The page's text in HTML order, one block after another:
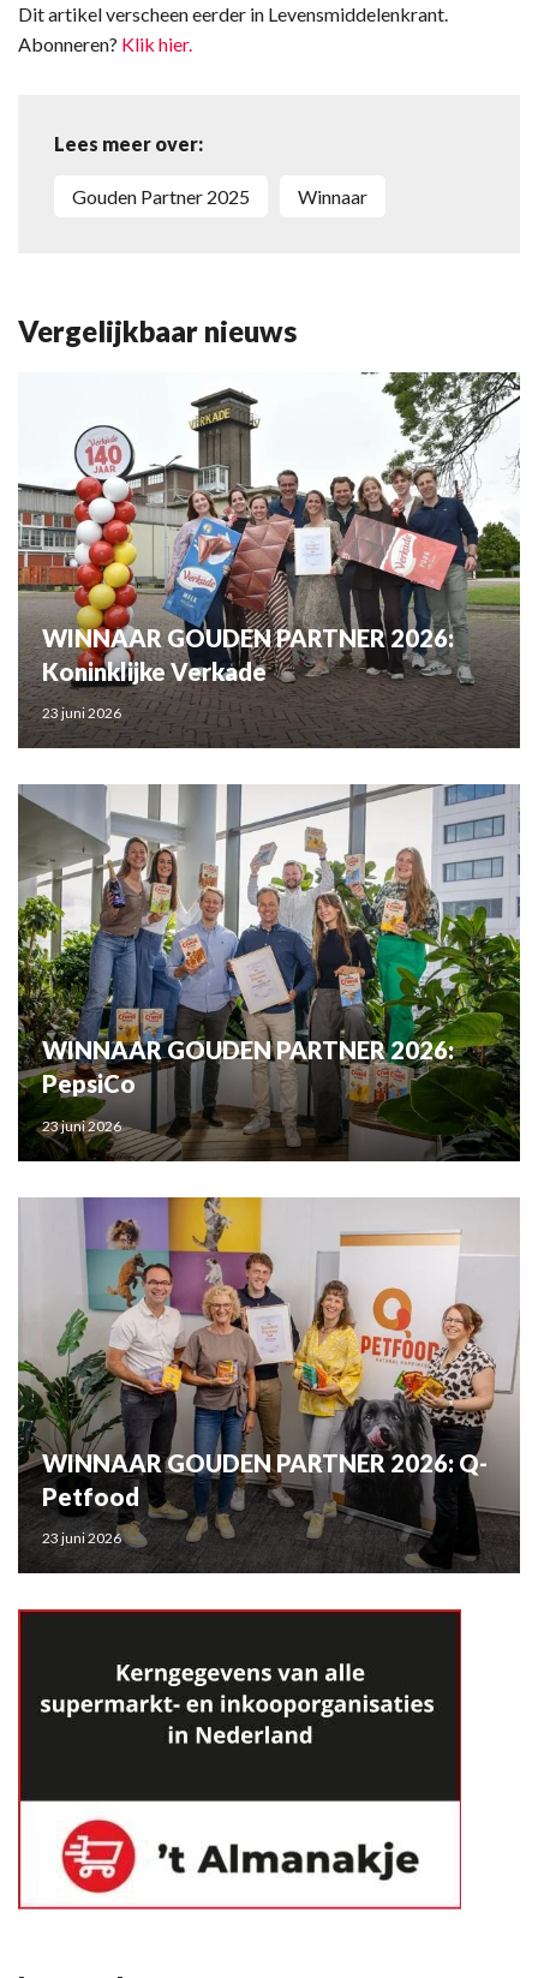
Dit artikel verscheen eerder in Levensmiddelenkrant.
Abonneren? Klik hier.
Lees meer over:
Gouden Partner 2025 winnaar
Vergelijkbaar nieuws
WINNAAR GOUDEN PARTNER 2026:
Koninklijke Verkade
23 juni 2026
WINNAAR GOUDEN PARTNER 2026:
PepsiCo
23 juni 2026
WINNAAR GOUDEN PARTNER 2026: Q-
Petfood
23 juni 2026